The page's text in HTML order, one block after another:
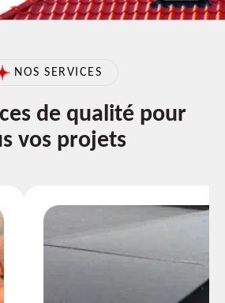
NOS SERVICES
de qualité pour
vos projets